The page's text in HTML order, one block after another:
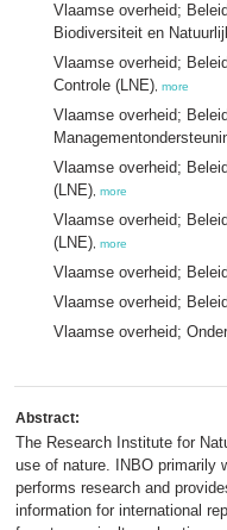
Vlaamse overheid;
Biodiversiteit en
Vlaamse overheid;
Controle (LNE) more
Vlaamse overheid;
Vlaamse overheid;
(LNE) more
Vlaamse overheid;
(LNE) more
Vlaamse overheid;
Vlaamse overheid;
Vlaamse overheid;
Abstract:
The Research Institute for
use of nature. INBO primarily
performs research and
information for international